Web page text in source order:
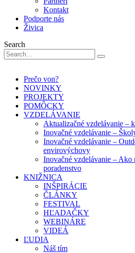
Kontakt
Podporte nás
Živica
Search
Prečo von?
NOVINKY
PROJEKTY
POMÔCKY
VZDELÁVANIE
Aktualizačné vzdelávanie –
Inovačné vzdelávanie –
Inovačné vzdelávanie –
envirovýchovy
Inovačné vzdelávanie – Ako
poradenstvo
KNIŽNICA
INŠPIRÁCIE
ČLÁNKY
FESTIVAL
HĽADAČKY
WEBINÁRE
VIDEÁ
ĽUDIA
Náš tím